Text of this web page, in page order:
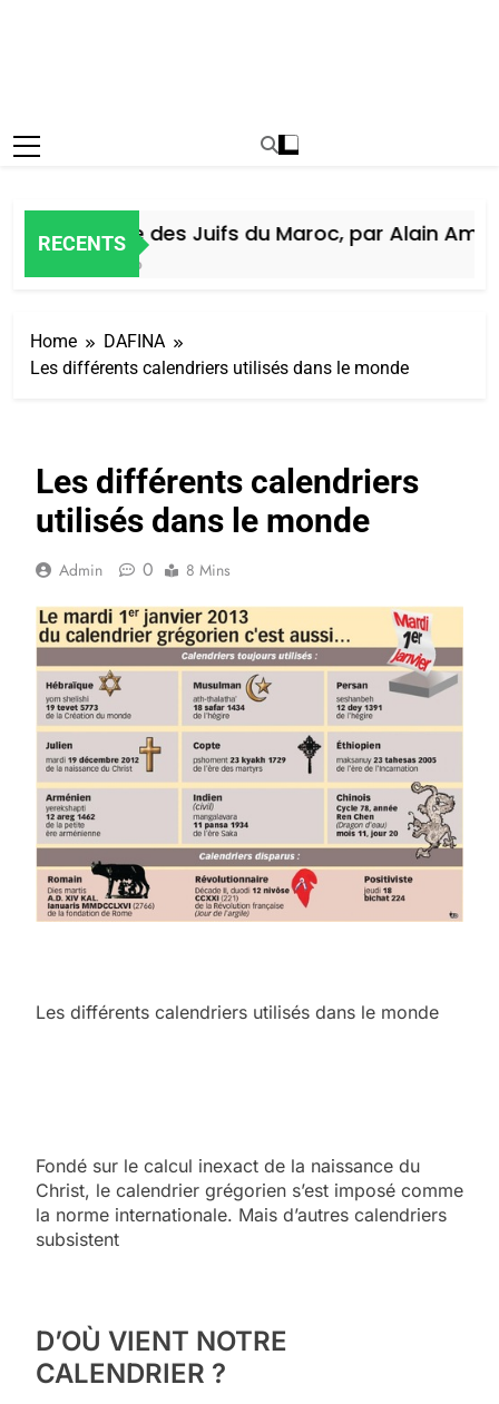
RECENTS
Histoire des Juifs du Maroc, par Alain Amiel
Home
DAFINA
Les différents calendriers utilisés dans le monde
Les différents calendriers
utilisés dans le monde
Admin 0 8 Mins
Les différents calendriers utilisés dans le monde
Fondé sur le calcul inexact de la naissance du
Christ, le calendrier grégorien s’est imposé comme
la norme internationale. Mais d’autres calendriers
subsistent
D’OÙ VIENT NOTRE
CALENDRIER ?